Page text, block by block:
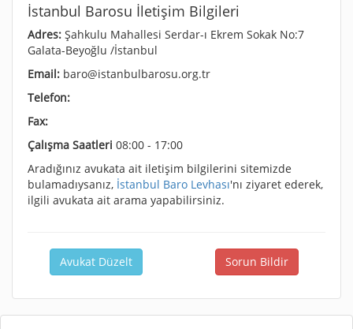
İstanbul Barosu İletişim Bilgileri
Adres: Şahkulu Mahallesi Serdar-ı Ekrem Sokak No:7
Galata-Beyoğlu /İstanbul
Email: baro@istanbulbarosu.org.tr
Telefon:
Fax:
Çalışma Saatleri 08:00 - 17:00
Aradığınız avukata ait iletişim bilgilerini sitemizde
bulamadıysanız, İstanbul Baro Levhası'nı ziyaret ederek,
ilgili avukata ait arama yapabilirsiniz.
Avukat Düzelt Sorun Bildir